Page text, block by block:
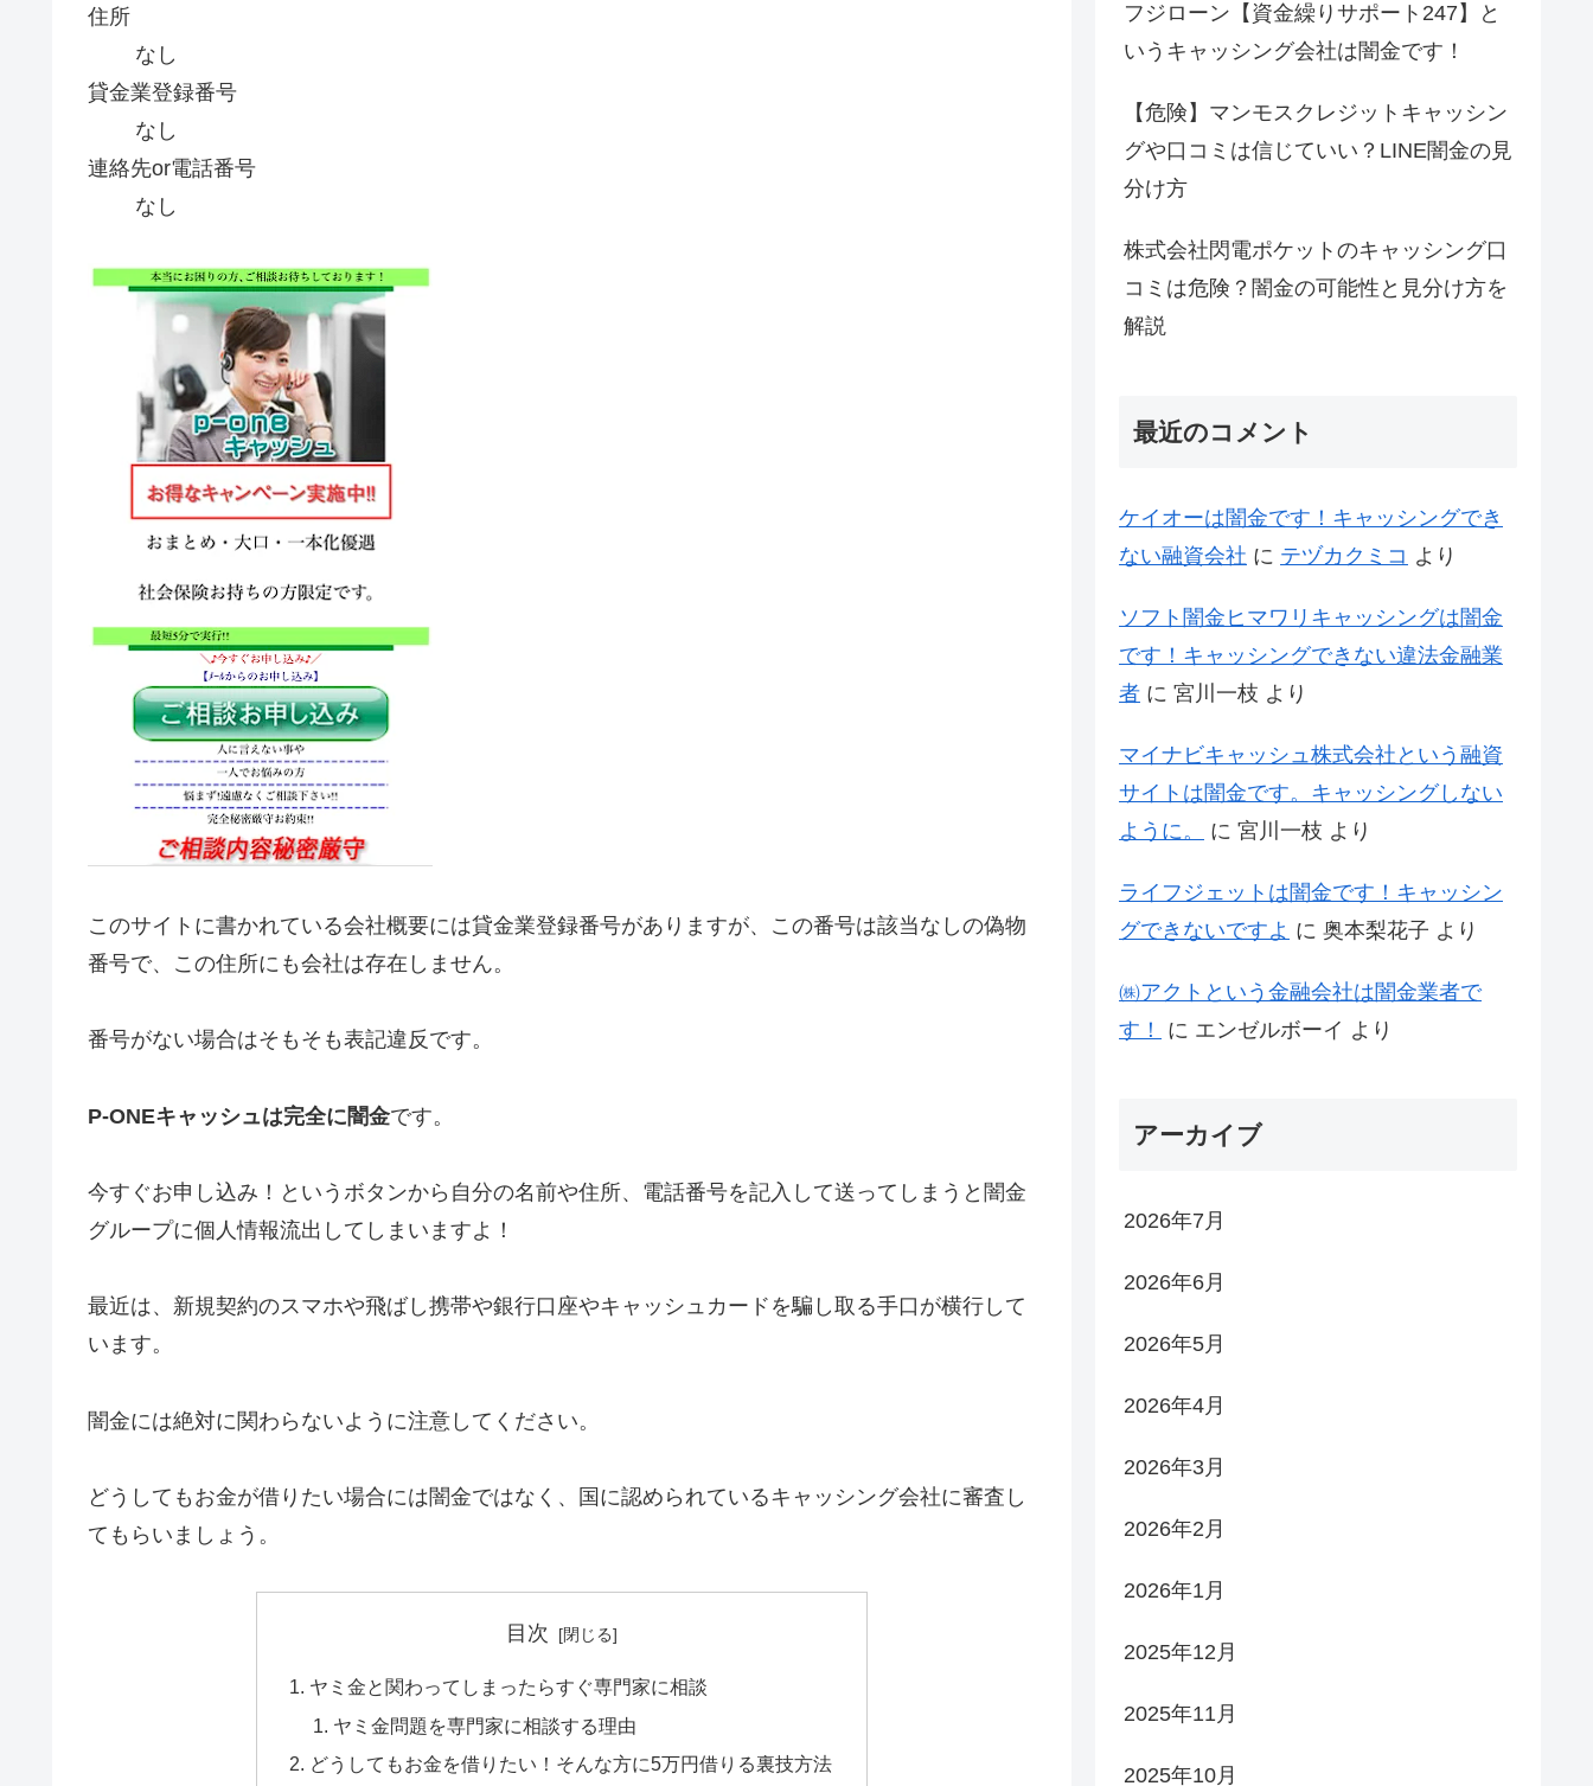
住所
なし
貸金業登録番号
なし
連絡先or電話番号
なし
このサイトに書かれている会社概要には貸金業登録番号がありますが、この番号は該当なしの偽物
番号で、この住所にも会社は存在しません。
番号がない場合はそもそも表記違反です。
P-ONEキャッシュは完全に闇金です。
今すぐお申し込み！というボタンから自分の名前や住所、電話番号を記入して送ってしまうと闇金
グループに個人情報流出してしまいますよ！
最近は、新規契約のスマホや飛ばし携帯や銀行口座やキャッシュカードを騙し取る手口が横行して
います。
闇金には絶対に関わらないように注意してください。
どうしてもお金が借りたい場合には闇金ではなく、国に認められているキャッシング会社に審査し
てもらいましょう。
目次
ヤミ金と関わってしまったらすぐ専門家に相談
ヤミ金問題を専門家に相談する理由
どうしてもお金を借りたい！そんな方に5万円借りる裏技方法
フジローン【資金繰りサポート247】と
いうキャッシング会社は闇金です！
【危険】マンモスクレジットキャッシン
グや口コミは信じていい？LINE闇金の見
分け方
株式会社閃電ポケットのキャッシング口
コミは危険？闇金の可能性と見分け方を
解説
最近のコメント
ケイオーは闇金です！キャッシングでき
ない融資会社 に テヅカクミコ より
ソフト闇金ヒマワリキャッシングは闇金
です！キャッシングできない違法金融業
者 に 宮川一枝 より
マイナビキャッシュ株式会社という融資
サイトは闇金です。キャッシングしない
ように。
に 宮川一枝 より
ライフジェットは闇金です！キャッシン
グできないですよ に 奥本梨花子 より
㈱アクトという金融会社は闇金業者で
す！
に エンゼルボーイ より
アーカイブ
2026年7月
2026年6月
2026年5月
2026年4月
2026年3月
2026年2月
2026年1月
2025年12月
2025年11月
2025年10月